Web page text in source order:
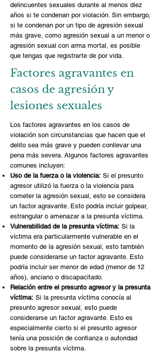
delincuentes sexuales durante al menos diez
años si te condenan por violación. Sin embargo,
si te condenan por un tipo de agresión sexual
más grave, como agresión sexual a un menor o
agresión sexual con arma mortal, es posible
que tengas que registrarte de por vida.
Factores agravantes en
casos de agresión y
lesiones sexuales
Los factores agravantes en los casos de
violación son circunstancias que hacen que el
delito sea más grave y pueden conllevar una
pena más severa. Algunos factores agravantes
comunes incluyen:
Uso de la fuerza o la violencia: Si el presunto
agresor utilizó la fuerza o la violencia para
cometer la agresión sexual, esto se considera
un factor agravante. Esto podría incluir golpear,
estrangular o amenazar a la presunta víctima.
Vulnerabilidad de la presunta víctima: Si la
víctima era particularmente vulnerable en el
momento de la agresión sexual, esto también
puede considerarse un factor agravante. Esto
podría incluir ser menor de edad (menor de 12
años), anciano o discapacitado.
Relación entre el presunto agresor y la presunta
víctima: Si la presunta víctima conocía al
presunto agresor sexual, esto puede
considerarse un factor agravante. Esto es
especialmente cierto si el presunto agresor
tenía una posición de confianza o autoridad
sobre la presunta víctima.